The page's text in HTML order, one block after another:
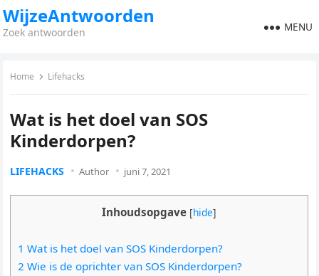
WijzeAntwoorden
Zoek antwoorden MENU
Home Lifehacks
Wat is het doel van SOS
Kinderdorpen?
LIFEHACKS Author juni 7, 2021
Inhoudsopgave [hide]
1 Wat is het doel van SOS Kinderdorpen?
2 Wie is de oprichter van SOS Kinderdorpen?